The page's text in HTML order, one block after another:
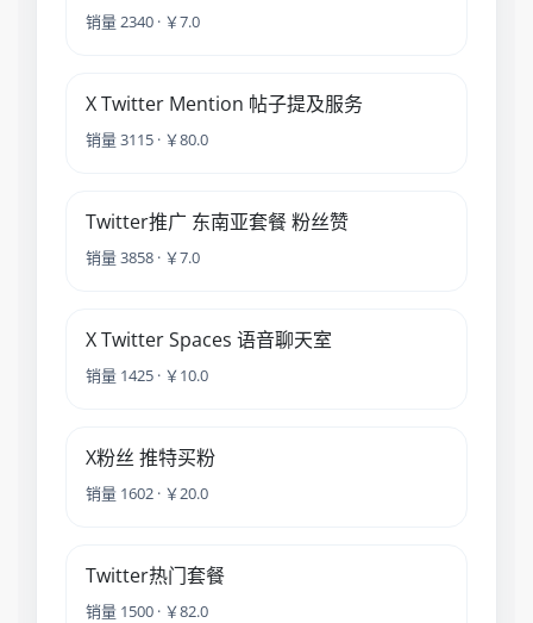
销量 2340 · ￥7.0
X Twitter Mention 帖子提及服务
销量 3115 · ￥80.0
Twitter推广 东南亚套餐 粉丝赞
销量 3858 · ￥7.0
X Twitter Spaces 语音聊天室
销量 1425 · ￥10.0
X粉丝 推特买粉
销量 1602 · ￥20.0
Twitter热门套餐
销量 1500 · ￥82.0